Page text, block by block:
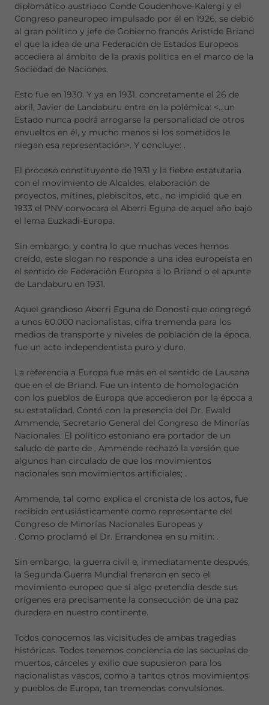
diplomático austriaco Conde Coudenhove-Kalergi y el
Congreso paneuropeo impulsado por él en 1926, se debió
al gran político y jefe de Gobierno francés Aristide Briand
el que la idea de una Federación de Estados Europeos
accediera al ámbito de la praxis política en el marco de la
Sociedad de Naciones.
Esto fue en 1930. Y ya en 1931, concretamente el 26 de
abril, Javier de Landaburu entra en la polémica: <...un
Estado nunca podrá arrogarse la personalidad de otros
envueltos en él, y mucho menos si los sometidos le
niegan esa representación>. Y concluye: .
El proceso constituyente de 1931 y la fiebre estatutaria
con el movimiento de Alcaldes, elaboración de
proyectos, mítines, plebiscitos, etc., no impidió que en
1933 el PNV convocara el Aberri Eguna de aquel año bajo
el lema Euzkadi-Europa.
Sin embargo, y contra lo que muchas veces hemos
creído, este slogan no responde a una idea europeísta en
el sentido de Federación Europea a lo Briand o el apunte
de Landaburu en 1931.
Aquel grandioso Aberri Eguna de Donosti que congregó
a unos 60.000 nacionalistas, cifra tremenda para los
medios de transporte y niveles de población de la época,
fue un acto independentista puro y duro.
La referencia a Europa fue más en el sentido de Lausana
que en el de Briand. Fue un intento de homologación
con los pueblos de Europa que accedieron por la época a
su estatalidad. Contó con la presencia del Dr. Ewald
Ammende, Secretario General del Congreso de Minorías
Nacionales. El político estoniano era portador de un
saludo de parte de . Ammende rechazó la versión que
algunos han circulado de que los movimientos
nacionales son movimientos artificiales; .
Ammende, tal como explica el cronista de los actos, fue
recibido entusiásticamente como representante del
Congreso de Minorías Nacionales Europeas y
. Como proclamó el Dr. Errandonea en su mitin: .
Sin embargo, la guerra civil e, inmediatamente después,
la Segunda Guerra Mundial frenaron en seco el
movimiento europeo que si algo pretendía desde sus
orígenes era precisamente la consecución de una paz
duradera en nuestro continente.
Todos conocemos las vicisitudes de ambas tragedias
históricas. Todos tenemos conciencia de las secuelas de
muertos, cárceles y exilio que supusieron para los
nacionalistas vascos, como a tantos otros movimientos
y pueblos de Europa, tan tremendas convulsiones.